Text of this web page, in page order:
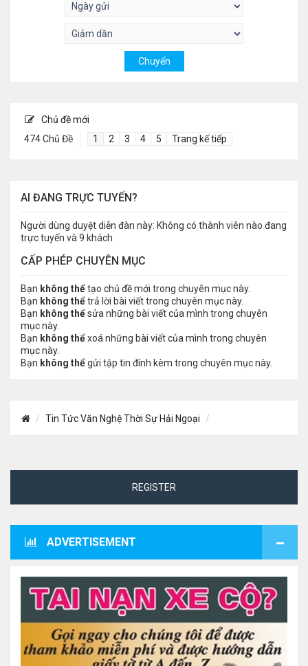
Chủ đề mới
474 Chủ Đề
1 2 3 4 5 Trang kế tiếp
AI ĐANG TRỰC TUYẾN?
Người dùng duyệt diễn đàn này: Không có thành viên nào đang
trực tuyến và 9 khách
CẤP PHÉP CHUYÊN MỤC
Bạn không thểtạo chủ đề mới trong chuyên mục này.
Bạn không thểtrả lời bài viết trong chuyên mục này.
Bạn không thểsửa những bài viết của mình trong chuyên
mục này.
Bạn không thểxoá những bài viết của mình trong chuyên
mục này.
Bạn không thểgửi tập tin đính kèm trong chuyên mục này.
Tin Tức Văn Nghệ Thời Sự Hải Ngoại
REGISTER
ADVERTISEMENT